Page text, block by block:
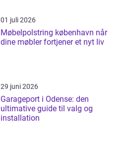
01 juli 2026
Møbelpolstring københavn når
dine møbler fortjener et nyt liv
29 juni 2026
Garageport i Odense: den
ultimative guide til valg og
installation